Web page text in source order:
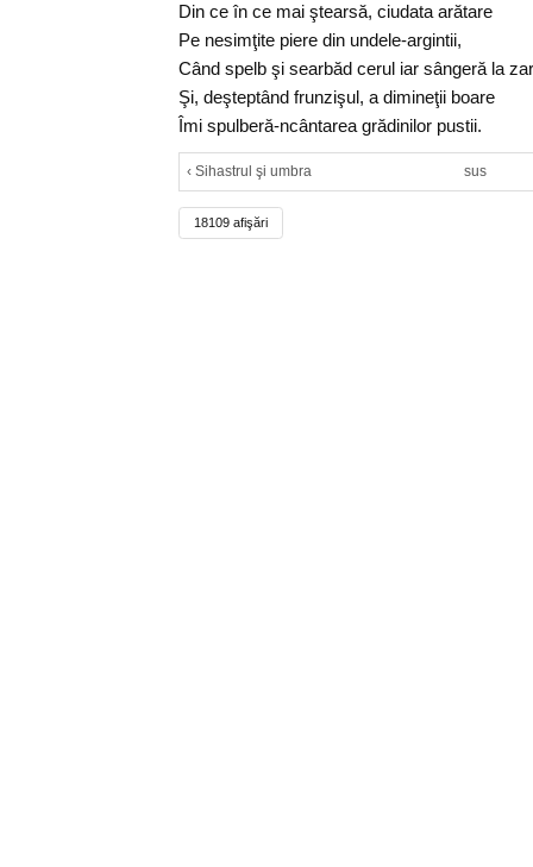
Din ce în ce mai ştearsă, ciudata arătare
Pe nesimţite piere din undele-argintii,
Când spelb şi searbăd cerul iar sângeră la
Şi, deşteptând frunzişul, a dimineţii boare
Îmi spulberă-ncântarea grădinilor pustii.
‹ Sihastrul şi umbra sus
18109 afişări